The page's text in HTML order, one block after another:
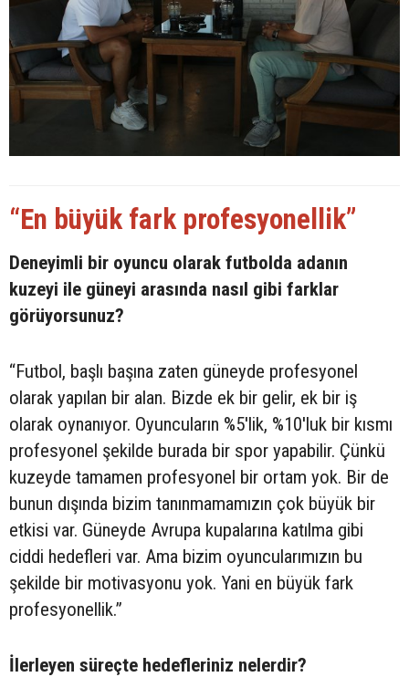
“En büyük fark profesyonellik”
Deneyimli bir oyuncu olarak futbolda adanın
kuzeyi ile güneyi arasında nasıl gibi farklar
görüyorsunuz?
“Futbol, başlı başına zaten güneyde profesyonel
olarak yapılan bir alan. Bizde ek bir gelir, ek bir iş
olarak oynanıyor. Oyuncuların %5'lik, %10'luk bir kısmı
profesyonel şekilde burada bir spor yapabilir. Çünkü
kuzeyde tamamen profesyonel bir ortam yok. Bir de
bunun dışında bizim tanınmamamızın çok büyük bir
etkisi var. Güneyde Avrupa kupalarına katılma gibi
ciddi hedefleri var. Ama bizim oyuncularımızın bu
şekilde bir motivasyonu yok. Yani en büyük fark
profesyonellik.”
İlerleyen süreçte hedefleriniz nelerdir?